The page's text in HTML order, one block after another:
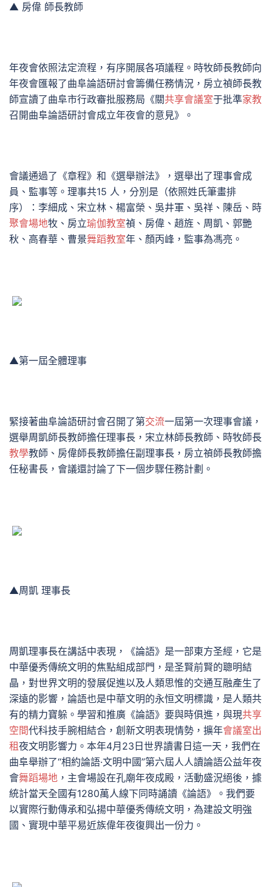
▲ 房偉 師長教師
年夜會依照法定流程，有序開展各項議程。時牧師長教師向
年夜會匯報了曲阜論語研討會籌備任務情況，房立禎師長教
師宣讀了曲阜市行政審批服務局《關共享會議室于批準家教
召開曲阜論語研討會成立年夜會的意見》。
會議通過了《章程》和《選舉辦法》，選舉出了理事會成
員、監事等。理事共15 人，分別是（依照姓氏筆畫排
序）：李細成、宋立林、楊富榮、吳井軍、吳祥、陳岳、時
聚會場地牧、房立瑜伽教室禎、房偉、趙旌、周凱、郭艷
秋、高春華、曹景舞蹈教室年、顏丙峰，監事為馮亮。
▲第一屆全體理事
緊接著曲阜論語研討會召開了第交流一屆第一次理事會議，
選舉周凱師長教師擔任理事長，宋立林師長教師、時牧師長
教學教師、房偉師長教師擔任副理事長，房立禎師長教師擔
任秘書長，會議還討論了下一個步驟任務計劃。
▲周凱 理事長
周凱理事長在講話中表現，《論語》是一部東方圣經，它是
中華優秀傳統文明的焦點組成部門，是圣賢前賢的聰明結
晶，對世界文明的發展促進以及人類思惟的交通互融產生了
深遠的影響，論語也是中華文明的永恒文明標識，是人類共
有的精力寶躲。學習和推廣《論語》要與時俱進，與現共享
空間代科技手腕相結合，創新文明表現情勢，擴年會議室出
租夜文明影響力。本年4月23日世界讀書日這一天，我們在
曲阜舉辦了“相約論語·文明中國”第六屆人人讀論語公益年夜
會舞蹈場地 ，主會場設在孔廟年夜成殿，活動盛況絕後，據
統計當天全國有1280萬人線下同時誦讀《論語》。我們要
以實際行動傳承和弘揚中華優秀傳統文明，為建設文明強
國、實現中華平易近族偉年夜復興出一份力。